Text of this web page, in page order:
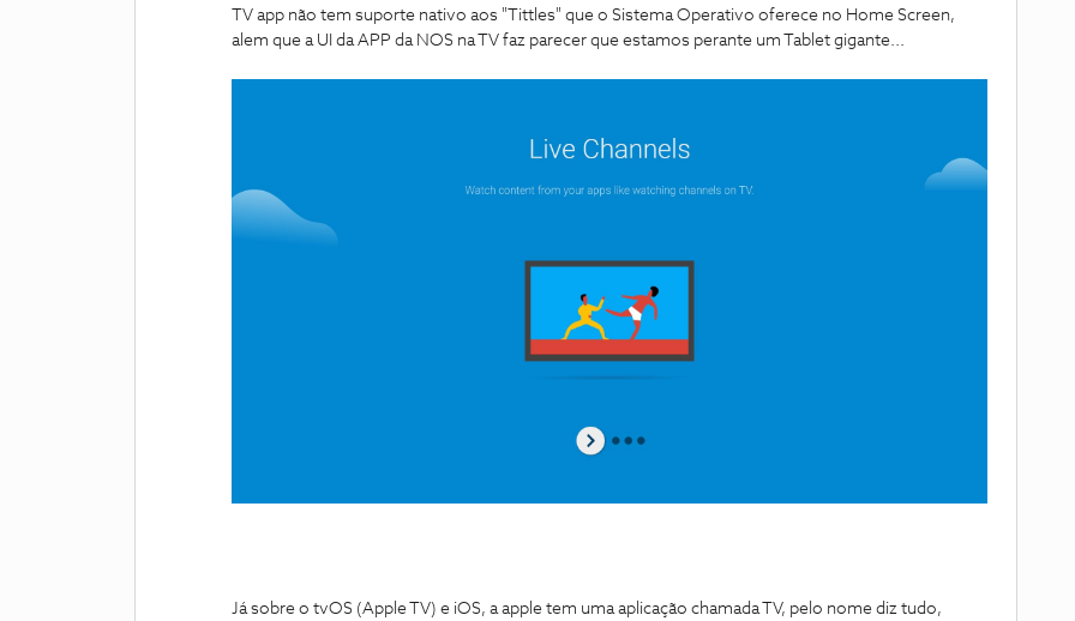
TV app não tem suporte nativo aos "Tittles" que o Sistema Operativo oferece no Home Screen,
alem que a UI da APP da NOS na TV faz parecer que estamos perante um Tablet gigante...
Já sobre o tvOS (Apple TV) e iOS, a apple tem uma aplicação chamada TV, pelo nome diz tudo,